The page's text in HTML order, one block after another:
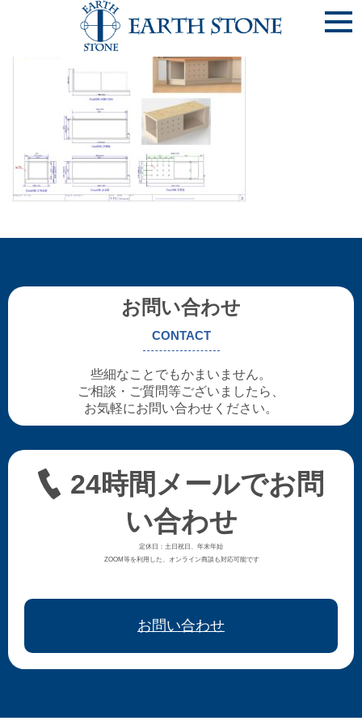
《尼崎市》ﾍﾞﾝﾁDog収納_ページ_3
お問い合わせ
CONTACT
些細なことでもかまいません。
ご相談・ご質問等ございましたら、
お気軽にお問い合わせください。
24時間メールでお問
い合わせ
定休日：土日祝日、年末年始
ZOOM等を利用した、オンライン商談も対応可能です
お問い合わせ